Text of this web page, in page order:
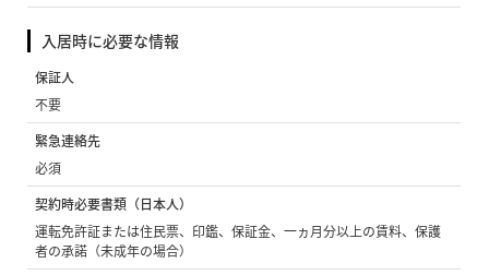
入居時に必要な情報
保証人
不要
緊急連絡先
必須
契約時必要書類（日本人）
運転免許証または住民票、印鑑、保証金、一ヵ月分以上の賃料、保護
者の承諾（未成年の場合）